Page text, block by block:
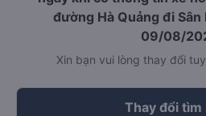
đường Hà Quảng đi Sân
09/08/
Xin bạn vui lòng thay đổi
Thay đổi tìm